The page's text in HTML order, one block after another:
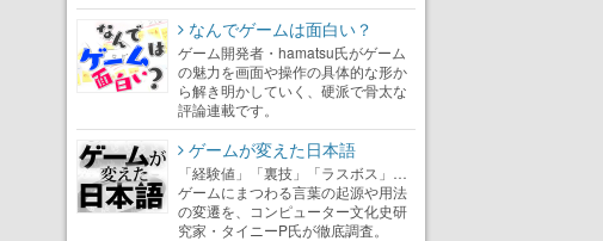
なんでゲームは面白い？
ゲーム開発者・hamatsu氏がゲーム
の魅力を画面や操作の具体的な形か
ら解き明かしていく、硬派で骨太な
評論連載です。
ゲームが変えた日本語
「経験値」「裏技」「ラスボス」…
ゲームにまつわる言葉の起源や用法
の変遷を、コンピューター文化史研
究家・タイニーP氏が徹底調査。